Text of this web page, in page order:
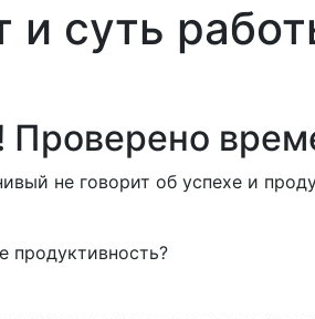
и суть
Проверено
не говорит об успехе и
продуктивность?